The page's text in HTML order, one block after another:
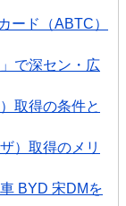
ード（ABTC）
で深セン・広
取得の条件と
）取得のメリ
BYD 宋DMを